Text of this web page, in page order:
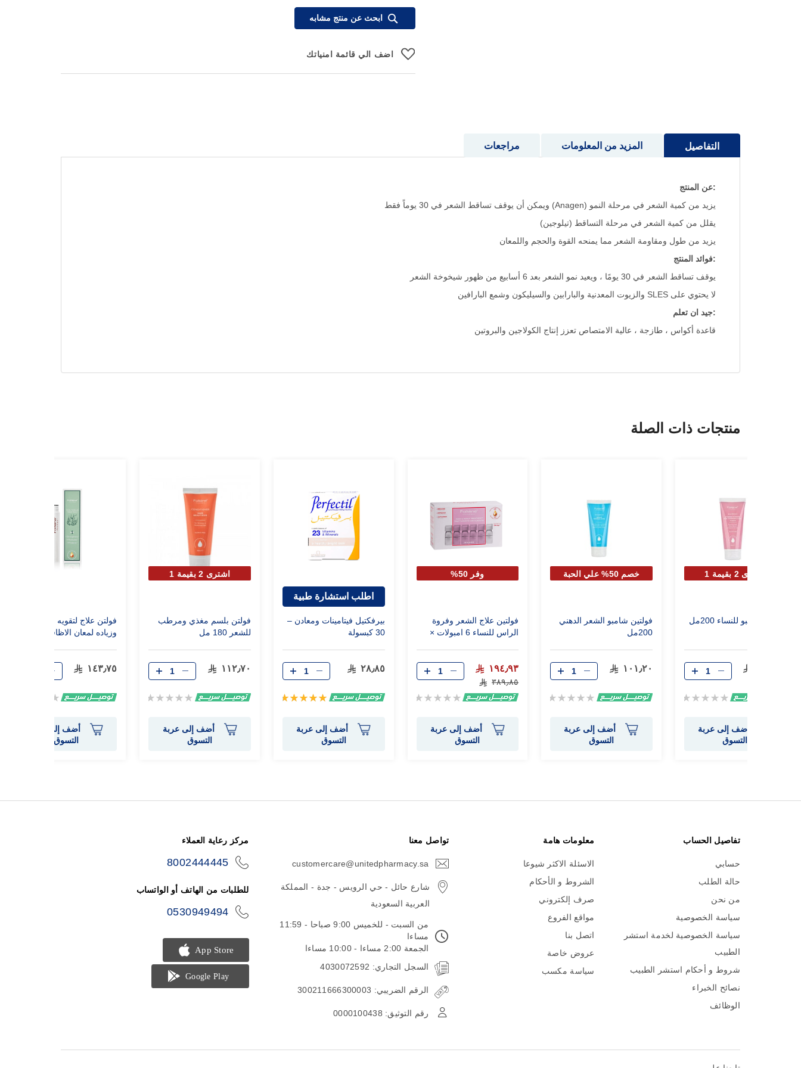
ابحث عن منتج مشابه
اضف الي قائمة امنياتك
التفاصيل
:عن المنتج
يزيد من كمية الشعر في مرحلة النمو (Anagen) ويمكن أن يوقف تساقط الشعر في 30 يوماً فقط
يقلل من كمية الشعر في مرحلة التساقط (تيلوجين)
يزيد من طول ومقاومة الشعر مما يمنحه القوة والحجم واللمعان
:فوائد المنتج
يوقف تساقط الشعر في 30 يومًا ، ويعيد نمو الشعر بعد 6 أسابيع من ظهور شيخوخة الشعر
لا يحتوي على SLES والزيوت المعدنية والبارابين والسيليكون وشمع البارافين
:جيد ان تعلم
قاعدة أكواس ، طازجة ، عالية الامتصاص تعزز إنتاج الكولاجين والبروتين
المزيد من المعلومات مراجعات
منتجات ذات الصلة
اشترى 2 بقيمة 1
فولتين شامبو للنساء 200مل
Rating:
أضف إلى عربة
التسوق
خصم 50% علي الحبة
فولتين شامبو الشعر الدهني
200مل
١٠١٫٢٠
Rating:
أضف إلى عربة
التسوق
وفر 50%
فولتين علاج الشعر وفروة
الراس للنساء 6 امبولات ×
١٩٤٫٩٣
٣٨٩٫٨٥
Rating:
أضف إلى عربة
التسوق
اطلب استشارة طبية
بيرفكتيل فيتامينات ومعادن –
30 كبسولة
٢٨٫٨٥
تقييم:
أضف إلى عربة
التسوق
اشترى 2 بقيمة 1
فولتن بلسم مغذي ومرطب
للشعر 180 مل
١١٢٫٧٠
Rating:
أضف إلى عربة
التسوق
فولتن علاج لتقويه واطاله
وزياده لمعان الاظافر 6.5 مل
١٤٣٫٧٥
Rating:
أضف إلى عربة
التسوق
تفاصيل الحساب
حسابي
حالة الطلب
من نحن
سياسة الخصوصية
سياسة الخصوصية لخدمة استشر
الطبيب
شروط و أحكام استشر الطبيب
نصائح الخبراء
الوظائف
معلومات هامة
الاسئلة الاكثر شيوعا
الشروط و الأحكام
صرف إلكتروني
مواقع الفروع
اتصل بنا
عروض خاصة
سياسة مكسب
تواصل معنا
customercare@unitedpharmacy.sa
شارع حائل - حي الرويس - جدة - المملكة
العربية السعودية
من السبت - للخميس 9:00 صباحا - 11:59
مساءا
الجمعة 2:00 مساءا - 10:00 مساءا
السجل التجاري: 4030072592
الرقم الضريبي: 300211666300003
رقم التوثيق: 0000100438
مركز رعاية العملاء
8002444445
للطلبات من الهاتف أو الواتساب
0530949494